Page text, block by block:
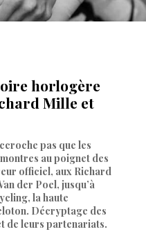
horlogère
Mille et
pas que les
au poignet des
officiel, aux Richard
der Poel, jusqu’à
la haute
Décryptage des
de leurs partenariats.